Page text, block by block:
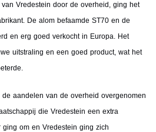
Vredestein door de overheid, ging het
De alom befaamde ST70 en de
en erg goed verkocht in Europa. Het
uitstraling en een goed product, wat het
aandelen van de overheid overgenomen
die Vredestein een extra
om en Vredestein ging zich